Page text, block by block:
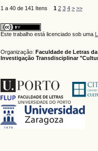
1 a 40 de 141 Itens 1 2 3 4 > >>
Este trabalho está licenciado sob uma
Organização: Faculdade de Letras
Investigação Transdisciplinar